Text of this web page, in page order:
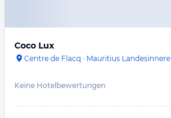
Coco Lux
Centre de Flacq · Mauritius Landesinnere
Keine Hotelbewertungen